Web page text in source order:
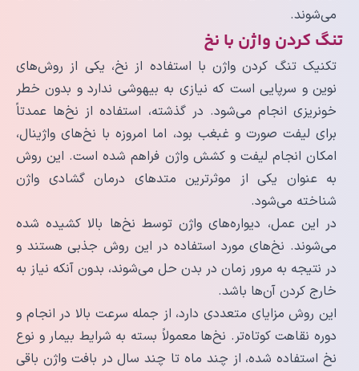
می‌شوند.
تنگ کردن واژن با نخ
تکنیک تنگ کردن واژن با استفاده از نخ، یکی از روش‌های
نوین و سرپایی است که نیازی به بیهوشی ندارد و بدون خطر
خونریزی انجام می‌شود. در گذشته، استفاده از نخ‌ها عمدتاً
برای لیفت صورت و غبغب بود، اما امروزه با نخ‌های واژینال،
امکان انجام لیفت و کشش واژن فراهم شده است. این روش
به عنوان یکی از موثرترین متدهای درمان گشادی واژن
شناخته می‌شود.
در این عمل، دیواره‌های واژن توسط نخ‌ها بالا کشیده شده
می‌شوند. نخ‌های مورد استفاده در این روش جذبی هستند و
در نتیجه به مرور زمان در بدن حل می‌شوند، بدون آنکه نیاز به
خارج کردن آن‌ها باشد.
این روش مزایای متعددی دارد، از جمله سرعت بالا در انجام و
دوره نقاهت کوتاه‌تر. نخ‌ها معمولاً بسته به شرایط بیمار و نوع
نخ استفاده شده، از چند ماه تا چند سال در بافت واژن باقی